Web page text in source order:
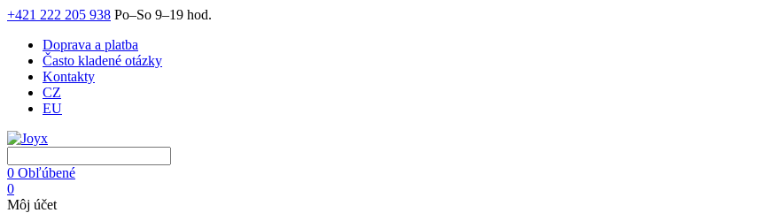
+421 222 205 938 Po–So 9–19 hod.
Doprava a platba
Často kladené otázky
Kontakty
CZ
EU
0 Obľúbené
0
Môj účet